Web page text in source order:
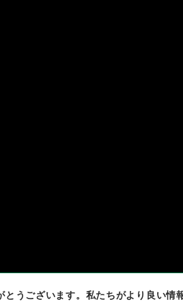
うございます。 私たちがより良い情